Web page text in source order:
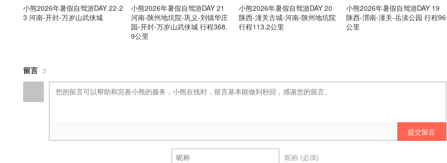
小熊2026年暑假自驾游DAY 22-2
3 河南-开封-万岁山武侠城
小熊2026年暑假自驾游DAY 21
河南-陕州地坑院-巩义-刘镇华庄
园-开封-万岁山武侠城 行程368.
9公里
小熊2026年暑假自驾游DAY 20
陕西-潼关古城-河南-陕州地坑院
行程113.2公里
小熊2026年暑假自驾游DAY 19
陕西-渭南-潼关-岳渎公园 行程96
公里
留言 2
提交留言
昵称 (必填)